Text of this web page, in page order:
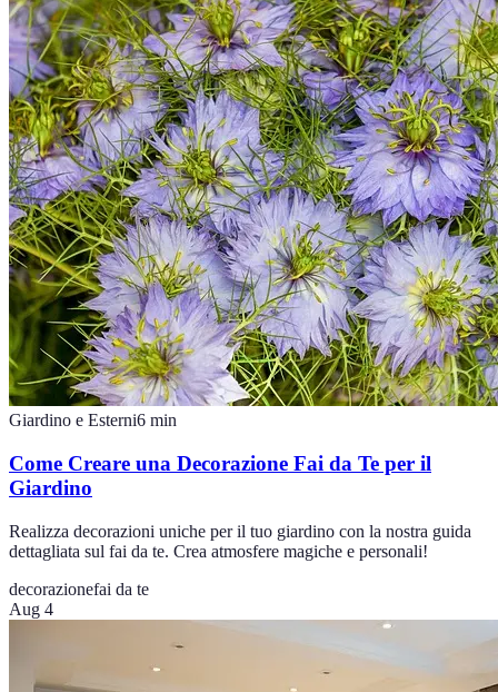
Giardino e Esterni6 min
Come Creare una Decorazione Fai da Te per il
Giardino
Realizza decorazioni uniche per il tuo giardino con la nostra guida
dettagliata sul fai da te. Crea atmosfere magiche e personali!
decorazionefai da te
Aug 4